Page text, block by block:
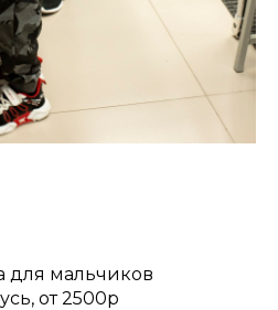
для мальчиков
от 2500р